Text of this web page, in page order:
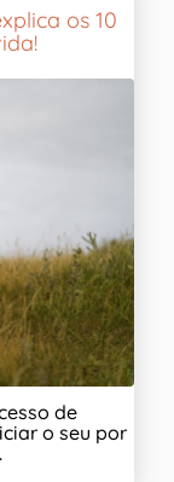
os 10
de
o seu por